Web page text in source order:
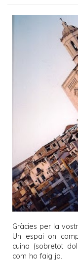
Gràcies per la
Un espai on
cuina (sobretot
com ho faig jo.